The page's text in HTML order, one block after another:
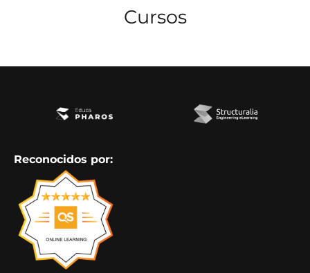
Cursos
Reconocidos por: